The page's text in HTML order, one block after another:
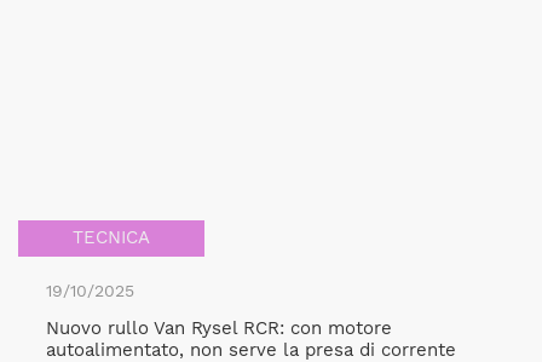
TECNICA
19/10/2025
Nuovo rullo Van Rysel RCR: con motore
autoalimentato, non serve la presa di corrente